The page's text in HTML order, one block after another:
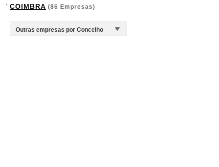
COIMBRA (86 Empresas)